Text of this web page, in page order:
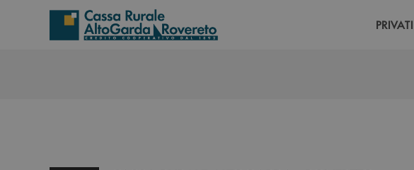
Salta al contenuto principale
PRIVATI